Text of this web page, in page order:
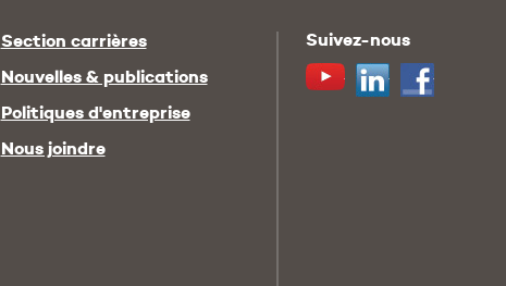
Section carrières
Nouvelles & publications
Politiques d'entreprise
Nous joindre
Suivez-nous
YoutubeLinkedinFacebook